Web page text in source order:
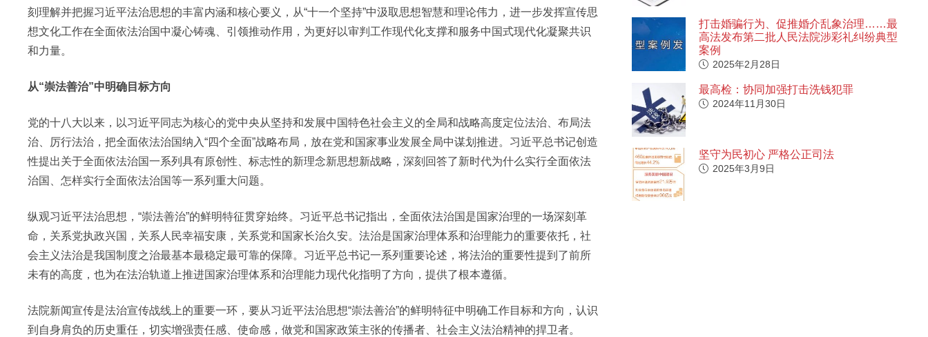
刻理解并把握习近平法治思想的丰富内涵和核心要义，从“十一个坚持”中汲取思想智慧和理论伟力，进一步发挥宣传思
想文化工作在全面依法治国中凝心铸魂、引领推动作用，为更好以审判工作现代化支撑和服务中国式现代化凝聚共识
和力量。
从“崇法善治”中明确目标方向
党的十八大以来，以习近平同志为核心的党中央从坚持和发展中国特色社会主义的全局和战略高度定位法治、布局法
治、厉行法治，把全面依法治国纳入“四个全面”战略布局，放在党和国家事业发展全局中谋划推进。习近平总书记创造
性提出关于全面依法治国一系列具有原创性、标志性的新理念新思想新战略，深刻回答了新时代为什么实行全面依法
治国、怎样实行全面依法治国等一系列重大问题。
纵观习近平法治思想，“崇法善治”的鲜明特征贯穿始终。习近平总书记指出，全面依法治国是国家治理的一场深刻革
命，关系党执政兴国，关系人民幸福安康，关系党和国家长治久安。法治是国家治理体系和治理能力的重要依托，社
会主义法治是我国制度之治最基本最稳定最可靠的保障。习近平总书记一系列重要论述，将法治的重要性提到了前所
未有的高度，也为在法治轨道上推进国家治理体系和治理能力现代化指明了方向，提供了根本遵循。
法院新闻宣传是法治宣传战线上的重要一环，要从习近平法治思想“崇法善治”的鲜明特征中明确工作目标和方向，认识
到自身肩负的历史重任，切实增强责任感、使命感，做党和国家政策主张的传播者、社会主义法治精神的捍卫者。
打击婚骗行为、促推婚介乱象治理……最
高法发布第二批人民法院涉彩礼纠纷典型
案例
2025年2月28日
最高检：协同加强打击洗钱犯罪
2024年11月30日
坚守为民初心 严格公正司法
2025年3月9日